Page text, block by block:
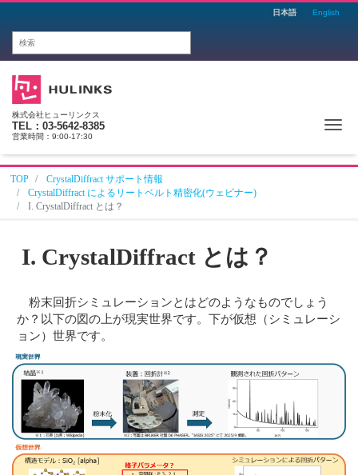
日本語 English
株式会社ヒューリンクス
TEL：03-5642-8385
営業時間：9:00-17:30
TOP
CrystalDiffract サポート情報
CrystalDiffract によるリートベルト精密化(ウェビナー)
I. CrystalDiffract とは？
I. CrystalDiffract とは？
粉末回折シミュレーションとはどのようなものでしょう
か？以下の図の上が現実世界です。下が仮想（シミュレーシ
ョン）世界です。